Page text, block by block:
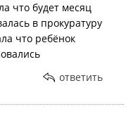
что будет месяц
в прокуратуру
что ребёнок
ответить